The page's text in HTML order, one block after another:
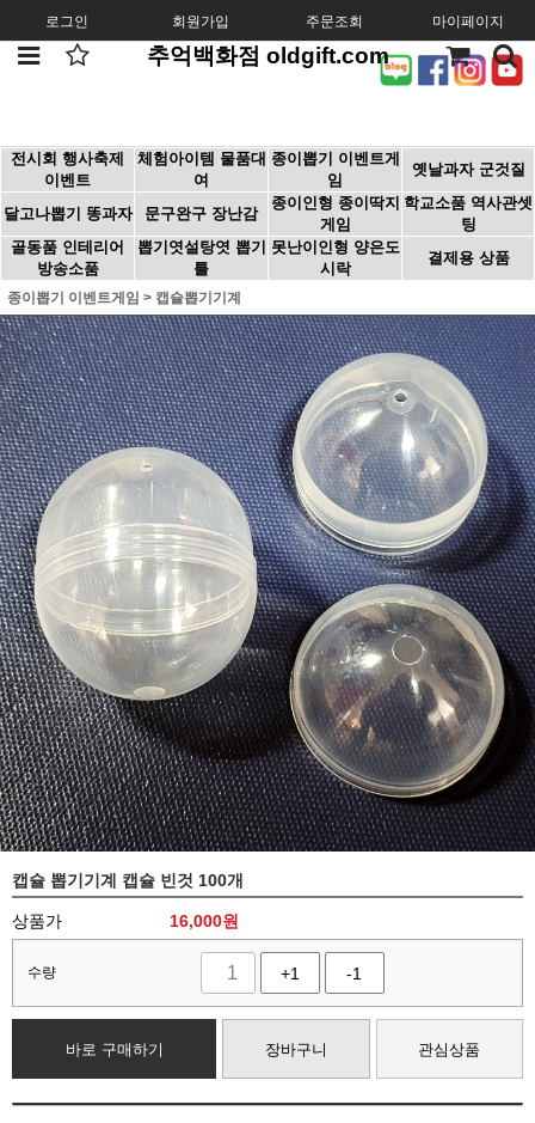
로그인 회원가입 주문조회 마이페이지
추억백화점 oldgift.com
전시회 행사축제
이벤트
체험아이템 물품대
여
종이뽑기 이벤트게
임
옛날과자 군것질
달고나뽑기 똥과자 문구완구 장난감
종이인형 종이딱지
게임
학교소품 역사관셋
팅
골동품 인테리어
방송소품
뽑기엿설탕엿 뽑기
틀
못난이인형 양은도
시락
결제용 상품
종이뽑기 이벤트게임 > 캡슐뽑기기계
캡슐 뽑기기계 캡슐 빈것 100개
상품가 16,000원
수량 +1 -1
바로 구매하기 장바구니 관심상품